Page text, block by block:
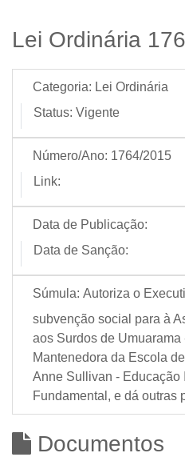
Lei Ordinária
Categoria: Lei Ordinária
Status: Vigente
Número/Ano: 1764/2015
Link:
Data de Publicação:
Data de Sanção:
Súmula: Autoriza o
subvenção social para à
aos Surdos de Umuarama
Mantenedora da Escola
Anne Sullivan - Educação
Fundamental, e dá outras
Documentos